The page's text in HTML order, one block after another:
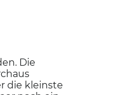
Die
die kleinste